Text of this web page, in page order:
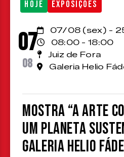
HOJE EXPOSIÇÕES
07
08
07/08 (sex) -
08:00 - 18:00
Juiz de Fora
Galeria Helio
Mostra “A Arte
um Planeta
Galeria Helio